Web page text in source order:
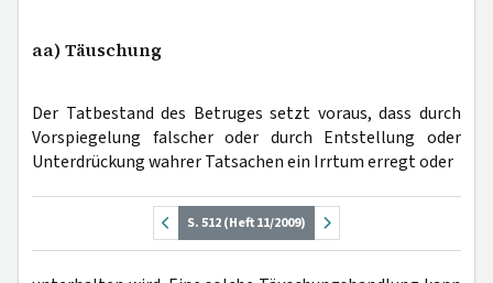
aa) Täuschung
Der Tatbestand des Betruges setzt voraus, dass durch
Vorspiegelung falscher oder durch Entstellung oder
Unterdrückung wahrer Tatsachen ein Irrtum erregt oder
S. 512 (Heft 11/2009)